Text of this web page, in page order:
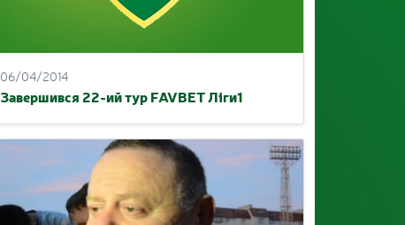
06/04/2014
Завершився 22-ий тур FAVBET Ліги1